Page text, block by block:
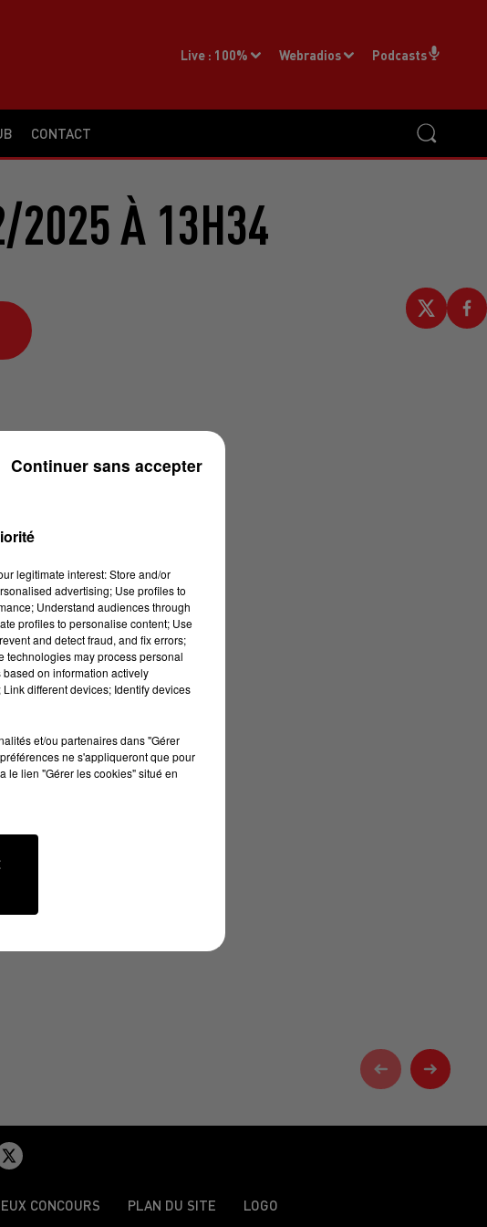
CONTACT
Live : 100% Webradios Podcasts
2025 À 13H34
CONCOURS PLAN DU SITE LOGO
legitimate interest: Store and/or
advertising; Use profiles to
Understand audiences through
profiles to personalise content; Use
and detect fraud, and fix errors;
technologies may process personal
on information actively
different devices; Identify devices
et/ou partenaires dans "Gérer
ne s'appliqueront que pour
le lien "Gérer les cookies" situé en
Continuer sans accepter